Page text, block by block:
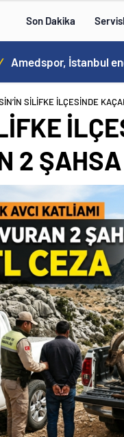
Son Dakika
Amedspor, İstanbul
SİLİFKE İLÇESİNDE
2